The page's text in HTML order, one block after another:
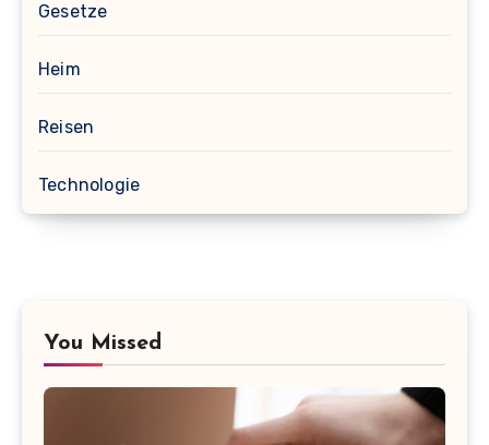
Gesetze
Heim
Reisen
Technologie
You Missed